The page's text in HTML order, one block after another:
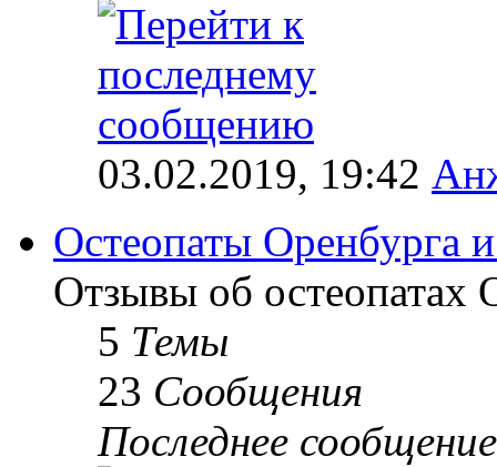
03.02.2019, 19:42
Остеопаты Оренбурга
Отзывы об остеопатах
5 Темы
23 Сообщения
Последнее сообщение